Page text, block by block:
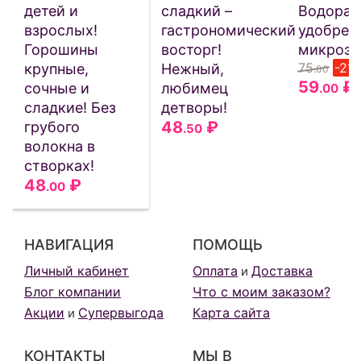
детей и
взрослых!
Горошины
крупные,
сочные и
сладкие! Без
грубого
волокна в
створках!
48.00 ₽
сладкий –
гастрономический
восторг!
Нежный,
любимец
детворы!
48.50 ₽
75.00 -
59.00 ₽
НАВИГАЦИЯ
Личный кабинет
Блог компании
Акции и Супервыгода
ПОМОЩЬ
Оплата и Доставка
Что с моим заказом?
Карта сайта
КОНТАКТЫ МЫ В